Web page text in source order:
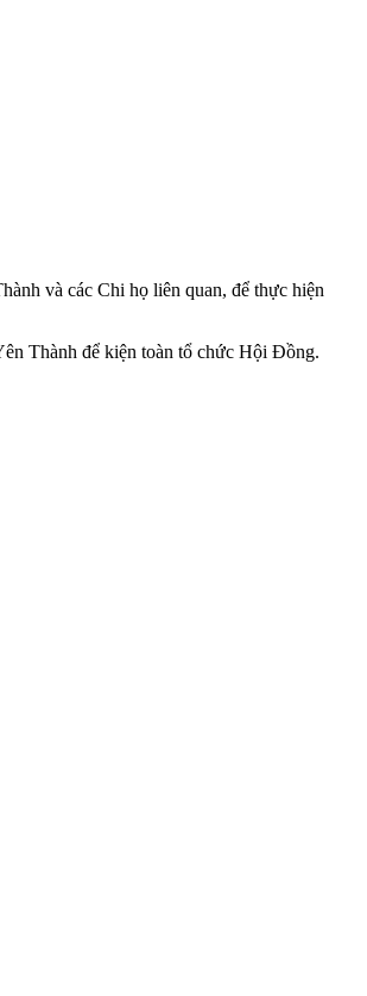
và các Chi họ liên quan, để thực hiện
Thành để kiện toàn tổ chức Hội Đồng.